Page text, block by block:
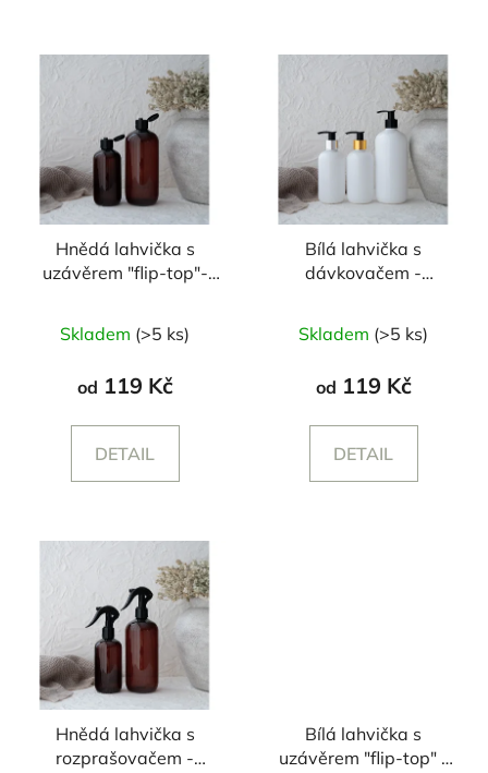
Hnědá lahvička s
uzávěrem "flip-top"-
Skladem (>5 ks)
od 119 Kč
DETAIL
Bílá lahvička s
dávkovačem -
hodnocení
produktu
5,0
z
Skladem (>5 ks)
od 119 Kč
DETAIL
Hnědá lahvička s
rozprašovačem -
Bílá lahvička s
uzávěrem "flip-top" -